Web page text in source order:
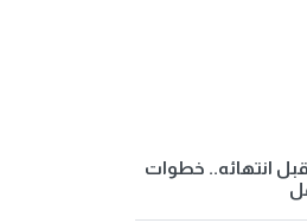
انتهائه.. خطوات